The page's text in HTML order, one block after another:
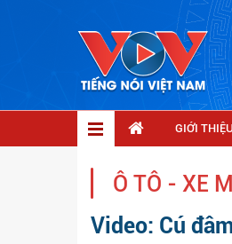
GIỚI THIỆU
Ô TÔ - XE
Video: Cú